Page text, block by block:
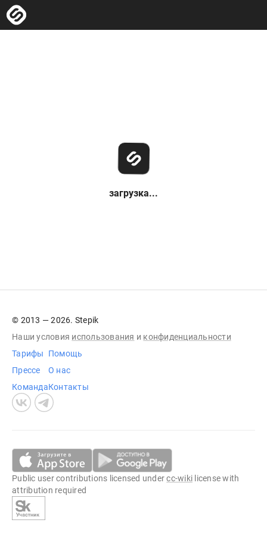
загрузка...
© 2013 — 2026. Stepik
Наши условия использования и конфиденциальности
Тарифы
Прессе
Команда
Помощь
О нас
Контакты
Public user contributions licensed undercc-wiki license with
attribution required